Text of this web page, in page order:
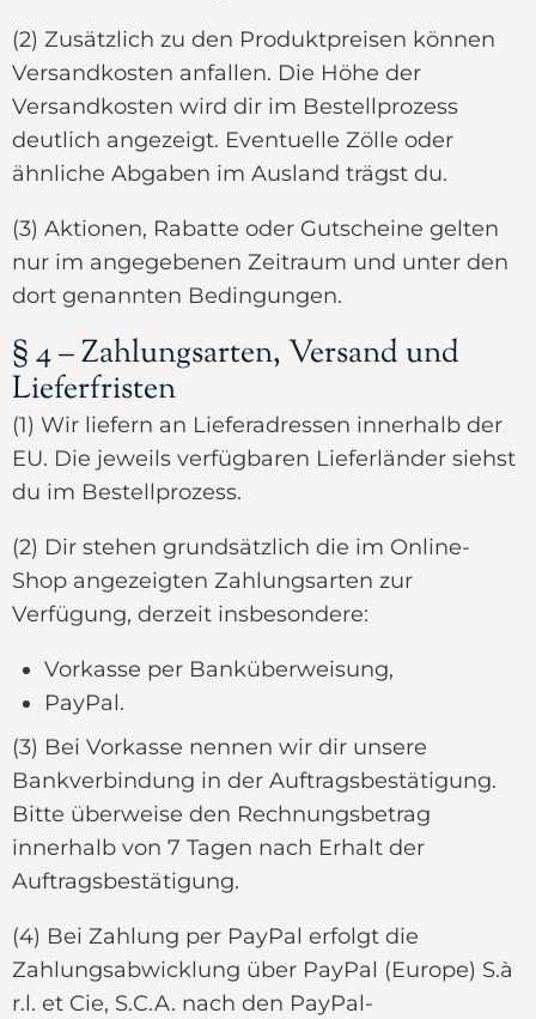
(2) Zusätzlich zu den Produktpreisen können
Versandkosten anfallen. Die Höhe der
Versandkosten wird dir im Bestellprozess
deutlich angezeigt. Eventuelle Zölle oder
ähnliche Abgaben im Ausland trägst du.
(3) Aktionen, Rabatte oder Gutscheine gelten
nur im angegebenen Zeitraum und unter den
dort genannten Bedingungen.
§ 4 – Zahlungsarten, Versand und
Lieferfristen
(1) Wir liefern an Lieferadressen innerhalb der
EU. Die jeweils verfügbaren Lieferländer siehst
du im Bestellprozess.
(2) Dir stehen grundsätzlich die im Online-
Shop angezeigten Zahlungsarten zur
Verfügung, derzeit insbesondere:
Vorkasse per Banküberweisung,
PayPal.
(3) Bei Vorkasse nennen wir dir unsere
Bankverbindung in der Auftragsbestätigung.
Bitte überweise den Rechnungsbetrag
innerhalb von 7 Tagen nach Erhalt der
Auftragsbestätigung.
(4) Bei Zahlung per PayPal erfolgt die
Zahlungsabwicklung über PayPal (Europe) S.à
r.l. et Cie, S.C.A. nach den PayPal-